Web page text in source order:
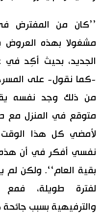
’’كان من المفترض
مشغولا بهذه
الجديد، بحيث أكِد في
-كما نقول- على المسرح
من ذلك وجد نفسه
متوقع في المنزل مع
لأمضي كل هذا
نفسي أفكر في أن هذه
بقية العام‘‘. ولكن
لفترة طويلة، فمع
والترفيهية بسبب